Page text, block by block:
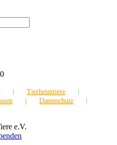
Tierheimtiere
Datenschutz
e.V.